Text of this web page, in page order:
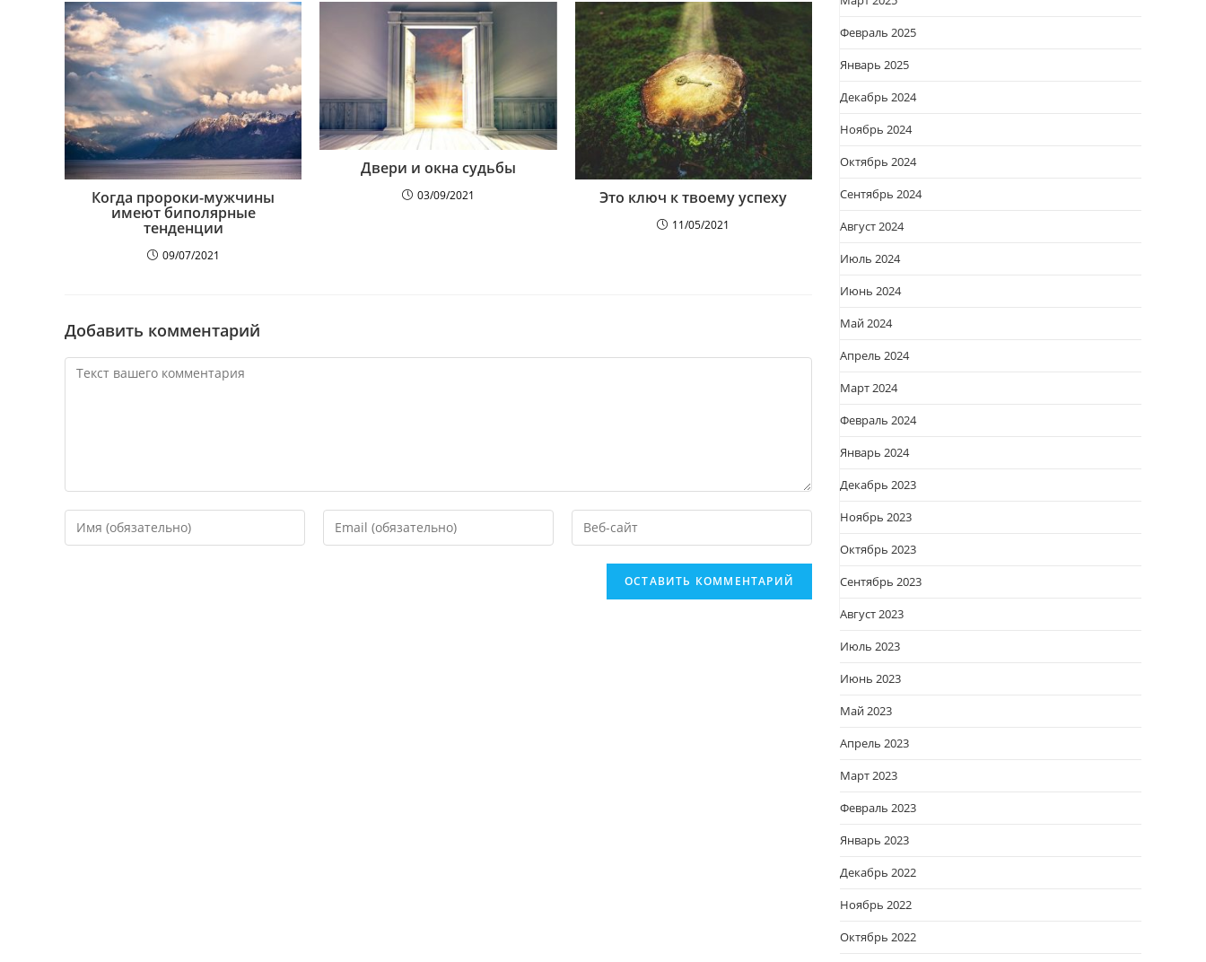
Когда пророки-мужчины
имеют биполярные
тенденции
09/07/2021
Двери и окна судьбы
03/09/2021 Это ключ к твоему успеху
11/05/2021
Добавить комментарий
Февраль 2025
Январь 2025
Декабрь 2024
Ноябрь 2024
Октябрь 2024
Сентябрь 2024
Август 2024
Июль 2024
Июнь 2024
Май 2024
Апрель 2024
Март 2024
Февраль 2024
Январь 2024
Декабрь 2023
Ноябрь 2023
Октябрь 2023
Сентябрь 2023
Август 2023
Июль 2023
Июнь 2023
Май 2023
Апрель 2023
Март 2023
Февраль 2023
Январь 2023
Декабрь 2022
Ноябрь 2022
Октябрь 2022